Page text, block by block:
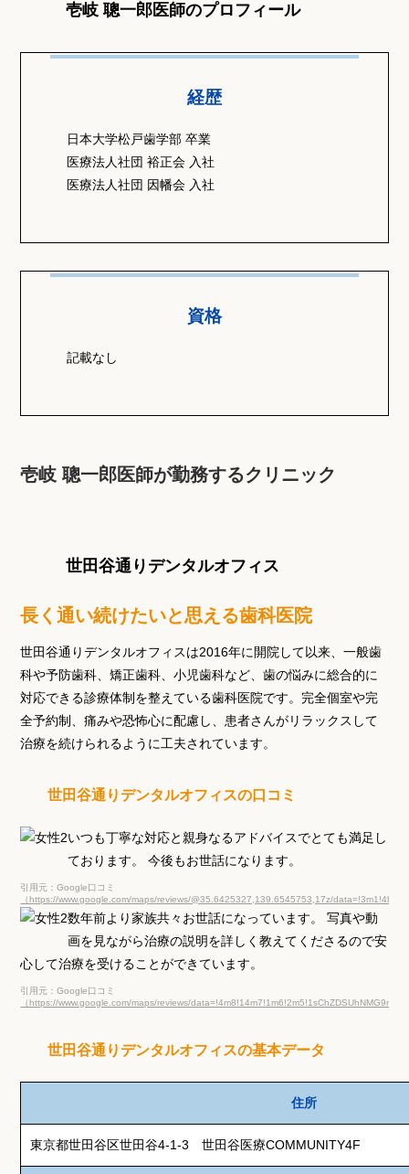
壱岐 聰一郎医師のプロフィール
経歴
日本大学松戸歯学部 卒業
医療法人社団 裕正会 入社
医療法人社団 因幡会 入社
資格
記載なし
壱岐 聰一郎医師が勤務するクリニック
世田谷通りデンタルオフィス
長く通い続けたいと思える歯科医院
世田谷通りデンタルオフィスは2016年に開院して以来、一般歯
科や予防歯科、矯正歯科、小児歯科など、歯の悩みに総合的に
対応できる診療体制を整えている歯科医院です。完全個室や完
全予約制、痛みや恐怖心に配慮し、患者さんがリラックスして
治療を続けられるように工夫されています。
世田谷通りデンタルオフィスの口コミ
いつも丁寧な対応と親身なるアドバイスでとても満足し
ております。 今後もお世話になります。
引用元：Google口コミ
（https://www.google.com/maps/reviews/@35.6425327,139.6545753,17z/
数年前より家族共々お世話になっています。 写真や動
画を見ながら治療の説明を詳しく教えてくださるので安
心して治療を受けることができています。
引用元：Google口コミ
（https://www.google.com/maps/reviews/
世田谷通りデンタルオフィスの基本データ
住所
東京都世田谷区世田谷4-1-3 世田谷医療COMMUNITY4F